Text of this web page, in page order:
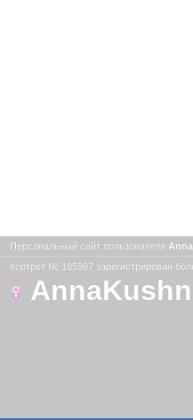
Персональный сайт пользователя
портрет № 185997 зарегистрирован